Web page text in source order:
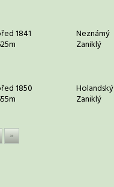
1841 Neznámý
Zaniklý
1850 Holandský
Zaniklý
»